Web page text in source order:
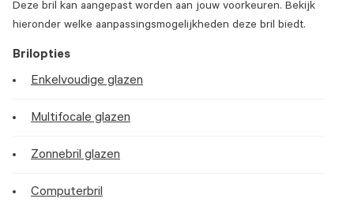
Deze bril kan aangepast worden aan jouw voorkeuren. Bekijk
hieronder welke aanpassingsmogelijkheden deze bril biedt.
Brilopties
Enkelvoudige glazen
Multifocale glazen
Zonnebril glazen
Computerbril